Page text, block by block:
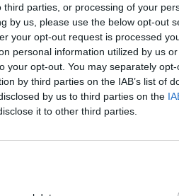
parties, or processing of your
by us, please use the below opt-out
your opt-out request is processed
personal information utilized by us
your opt-out. You may separately
by third parties on the IAB’s list of
by us to third parties on the
it to other third parties.
la continuità tra
si sviluppa attraverso
luce, alla funzione e alla
visione progettuale,
tattile dei materiali.
fondata nel 1985 da
sull’integrità dei
contemporaneo.